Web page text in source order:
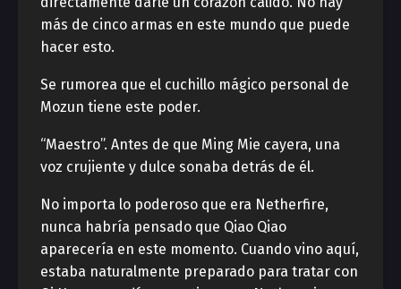
más de cinco armas en este mundo que puede
hacer esto.
Se rumorea que el cuchillo mágico personal de
Mozun tiene este poder.
“Maestro”. Antes de que Ming Mie cayera, una
voz crujiente y dulce sonaba detrás de él.
No importa lo poderoso que era Netherfire,
nunca habría pensado que Qiao Qiao
aparecería en este momento. Cuando vino aquí,
estaba naturalmente preparado para tratar con